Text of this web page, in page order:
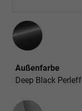
Außenfarbe
Deep Black
Innenausstattung